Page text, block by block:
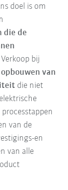
doel is om
die de
bij
van
die niet
van de
en
van alle